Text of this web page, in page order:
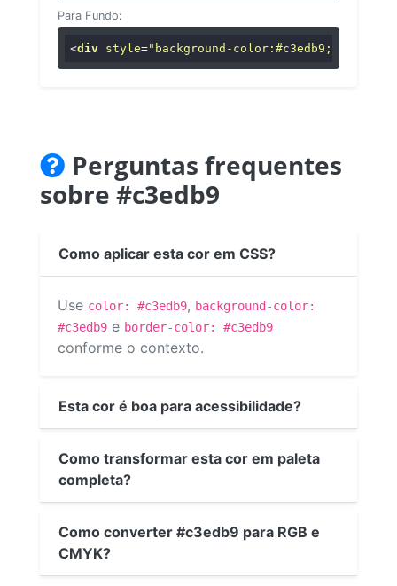
Para Fundo:
<div style="background-color:#c3edb9;"
Perguntas frequentes
sobre #c3edb9
Como aplicar esta cor em CSS?
Use color: #c3edb9, background-color:
#c3edb9 e border-color: #c3edb9
conforme o contexto.
Esta cor é boa para acessibilidade?
Como transformar esta cor em paleta
completa?
Como converter #c3edb9 para RGB e
CMYK?